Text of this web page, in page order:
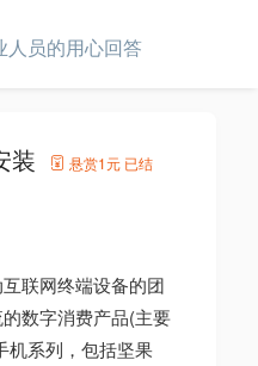
人员的用心回答
装 悬赏1元 已结
联网终端设备的团
数字消费产品(主要
机系列，包括坚果